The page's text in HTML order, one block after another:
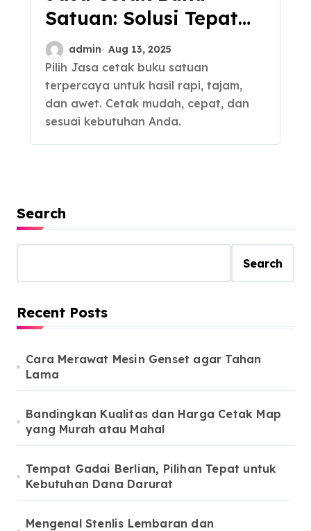
Satuan: Solusi Tepat
untuk Terbitkan
Naskah
admin Aug 13, 2025
Pilih Jasa cetak buku satuan
terpercaya untuk hasil rapi, tajam,
dan awet. Cetak mudah, cepat, dan
sesuai kebutuhan Anda.
Search
Search
Recent Posts
Cara Merawat Mesin Genset agar Tahan
Lama
Bandingkan Kualitas dan Harga Cetak Map
yang Murah atau Mahal
Tempat Gadai Berlian, Pilihan Tepat untuk
Kebutuhan Dana Darurat
Mengenal Stenlis Lembaran dan